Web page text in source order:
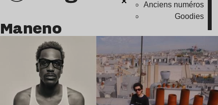
Anciens numéros
Goodies
Maneno